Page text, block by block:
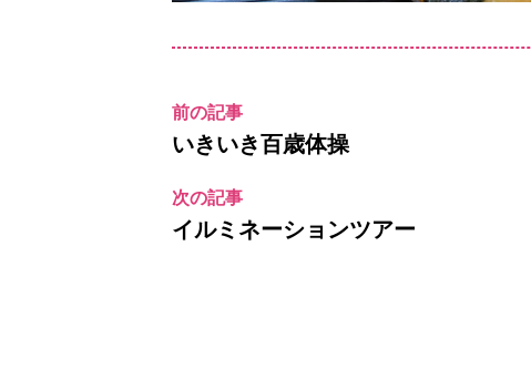
前の記事
いきいき百歳体操
次の記事
イルミネーションツアー